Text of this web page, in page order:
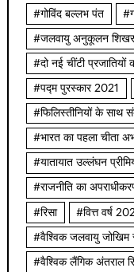
#गोविंद बल्लभ पंत
#जलवायु अनुकूलन
#दो नई चींटी प्रजातियों
#पद्म पुरस्कार 2021
#फिलिस्तीनियों के साथ
#भारत का पहला चीता
#यातायात उल्लंघन
#राजनीति का
#रिसा #वित्त वर्ष
#वैश्विक जलवायु
#वैश्विक लैंगिक अंतराल